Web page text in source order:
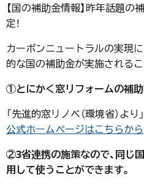
【国の補助金情報】昨年話題
定！
カーボンニュートラルの実現
的な国の補助金が実施されるこ
①とにかく窓リフォームの補助
「先進的窓リノベ（環境省）より
公式ホームページはこちらから
②3省連携の施策なので、同じ
用して使うことができます。